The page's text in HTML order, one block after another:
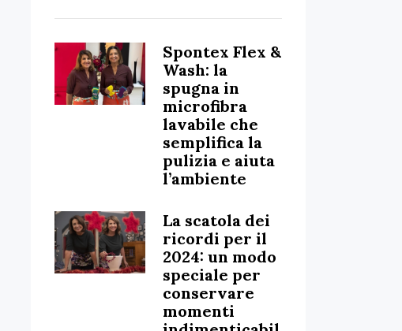
Spontex Flex &
Wash: la
spugna in
microfibra
lavabile che
semplifica la
pulizia e aiuta
l’ambiente
La scatola dei
ricordi per il
2024: un modo
speciale per
conservare
momenti